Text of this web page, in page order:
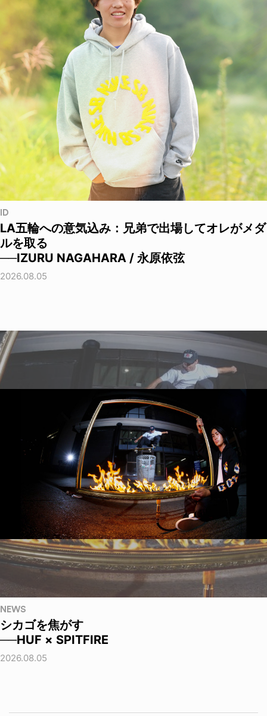
ID
LA五輪への意気込み：兄弟で出場してオレがメダ
ルを取る
──IZURU NAGAHARA / 永原依弦
2026.08.05
NEWS
シカゴを焦がす
──HUF × SPITFIRE
2026.08.05